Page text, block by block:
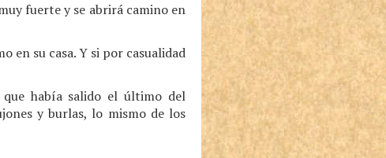
fuerte y se abrirá camino en
en su casa. Y si por casualidad
había salido el último del
y burlas, lo mismo de los